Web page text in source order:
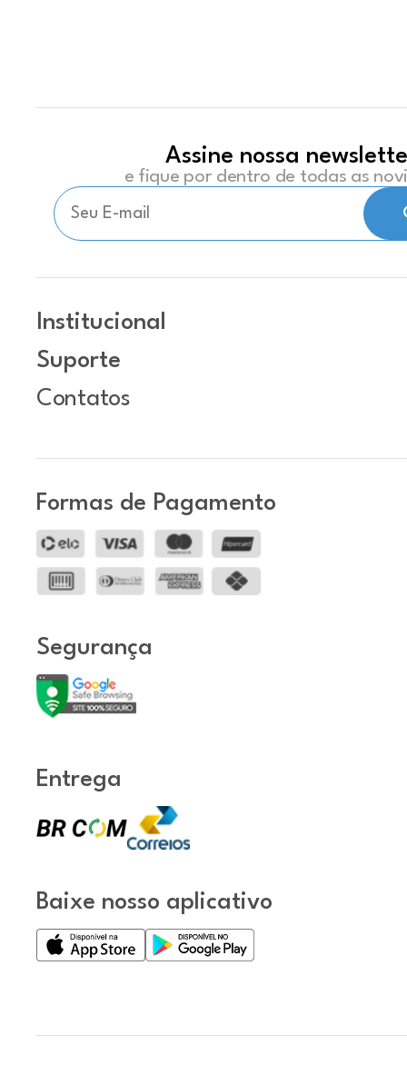
Assine nossa
e fique por dentro de todas as
Institucional
Suporte
Contatos
Formas de Pagamento
Segurança
Entrega
Baixe nosso aplicativo